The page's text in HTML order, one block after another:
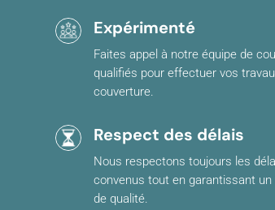
Expérimenté
Faites appel à notre équipe de
qualifiés pour effectuer vos
couverture.
Respect des délais
Nous respectons toujours les
convenus tout en garantissant un
de qualité.